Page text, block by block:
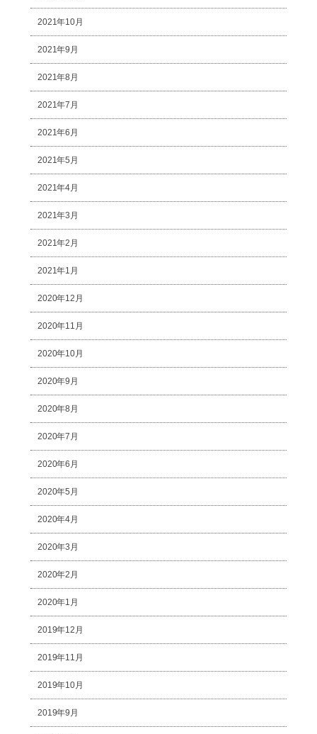
2021年10月
2021年9月
2021年8月
2021年7月
2021年6月
2021年5月
2021年4月
2021年3月
2021年2月
2021年1月
2020年12月
2020年11月
2020年10月
2020年9月
2020年8月
2020年7月
2020年6月
2020年5月
2020年4月
2020年3月
2020年2月
2020年1月
2019年12月
2019年11月
2019年10月
2019年9月